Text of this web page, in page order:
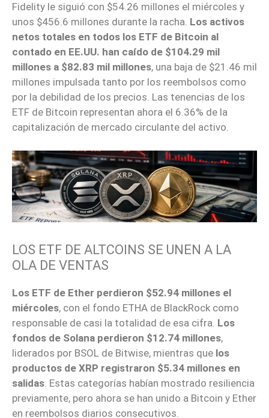
Fidelity le siguió con $54.26 millones el miércoles y
unos $456.6 millones durante la racha. Los activos
netos totales en todos los ETF de Bitcoin al
contado en EE.UU. han caído de $104.29 mil
millones a $82.83 mil millones, una baja de $21.46 mil
millones impulsada tanto por los reembolsos como
por la debilidad de los precios. Las tenencias de los
ETF de Bitcoin representan ahora el 6.36% de la
capitalización de mercado circulante del activo.
LOS ETF DE ALTCOINS SE UNEN A LA
OLA DE VENTAS
Los ETF de Ether perdieron $52.94 millones el
miércoles, con el fondo ETHA de BlackRock como
responsable de casi la totalidad de esa cifra. Los
fondos de Solana perdieron $12.74 millones,
liderados por BSOL de Bitwise, mientras que los
productos de XRP registraron $5.34 millones en
salidas . Estas categorías habían mostrado resiliencia
previamente, pero ahora se han unido a Bitcoin y Ether
en reembolsos diarios consecutivos.